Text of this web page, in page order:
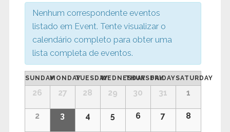
Nenhum correspondente eventos
listado em Event. Tente visualizar o
calendário completo para obter uma
lista completa de eventos.
Calendárior
de
Eventos
Calendárior
Eventos
SUNDAYMONDAYTUESDAYWEDNESDAY
THURSDAYFRIDAYSATURDAY
26 27 28 29 30 31 1
2 3 4 5 6 7 8